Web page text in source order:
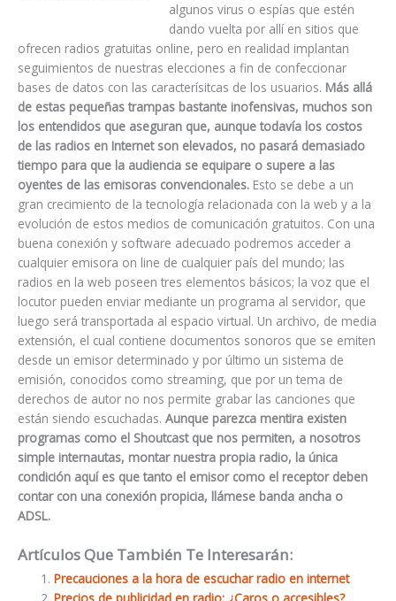
algunos virus o espías que estén
dando vuelta por allí en sitios que
ofrecen radios gratuitas online, pero en realidad implantan
seguimientos de nuestras elecciones a fin de confeccionar
bases de datos con las caracterísitcas de los usuarios. Más allá
de estas pequeñas trampas bastante inofensivas, muchos son
los entendidos que aseguran que, aunque todavía los costos
de las radios en Internet son elevados, no pasará demasiado
tiempo para que la audiencia se equipare o supere a las
oyentes de las emisoras convencionales. Esto se debe a un
gran crecimiento de la tecnología relacionada con la web y a la
evolución de estos medios de comunicación gratuitos. Con una
buena conexión y software adecuado podremos acceder a
cualquier emisora on line de cualquier país del mundo; las
radios en la web poseen tres elementos básicos; la voz que el
locutor pueden enviar mediante un programa al servidor, que
luego será transportada al espacio virtual. Un archivo, de media
extensión, el cual contiene documentos sonoros que se emiten
desde un emisor determinado y por último un sistema de
emisión, conocidos como streaming, que por un tema de
derechos de autor no nos permite grabar las canciones que
están siendo escuchadas. Aunque parezca mentira existen
programas como el Shoutcast que nos permiten, a nosotros
simple internautas, montar nuestra propia radio, la única
condición aquí es que tanto el emisor como el receptor deben
contar con una conexión propicia, llámese banda ancha o
ADSL.
Artículos Que También Te Interesarán:
Precauciones a la hora de escuchar radio en internet